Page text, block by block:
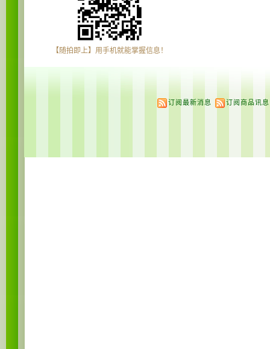
【随拍即上】用手机就能掌握信息！
订阅最新消息 订阅商品讯息